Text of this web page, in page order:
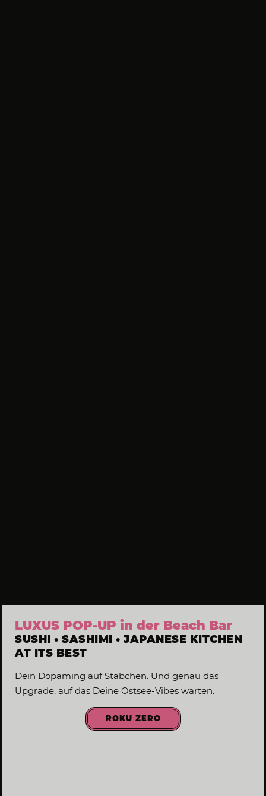
LUXUS POP-UP in der Beach Bar
SUSHI • SASHIMI • JAPANESE KITCHEN
AT ITS BEST
Dein Dopaming auf Stäbchen. Und genau das
Upgrade, auf das Deine Ostsee-Vibes warten.
ROKU ZERO